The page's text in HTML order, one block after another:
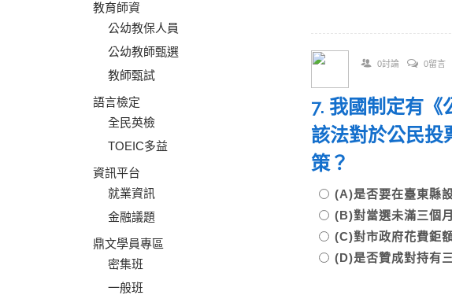
教育師資
公幼教保人員
公幼教師甄選
教師甄試
語言檢定
全民英檢
TOEIC多益
資訊平台
就業資訊
金融議題
鼎文學員專區
密集班
一般班
0討論 0留言
7. 我國制定有《
該法對於公民投
策？
(A)是否要在臺東縣
(B)對當選未滿三個
(C)對市政府花費鉅
(D)是否贊成對持有